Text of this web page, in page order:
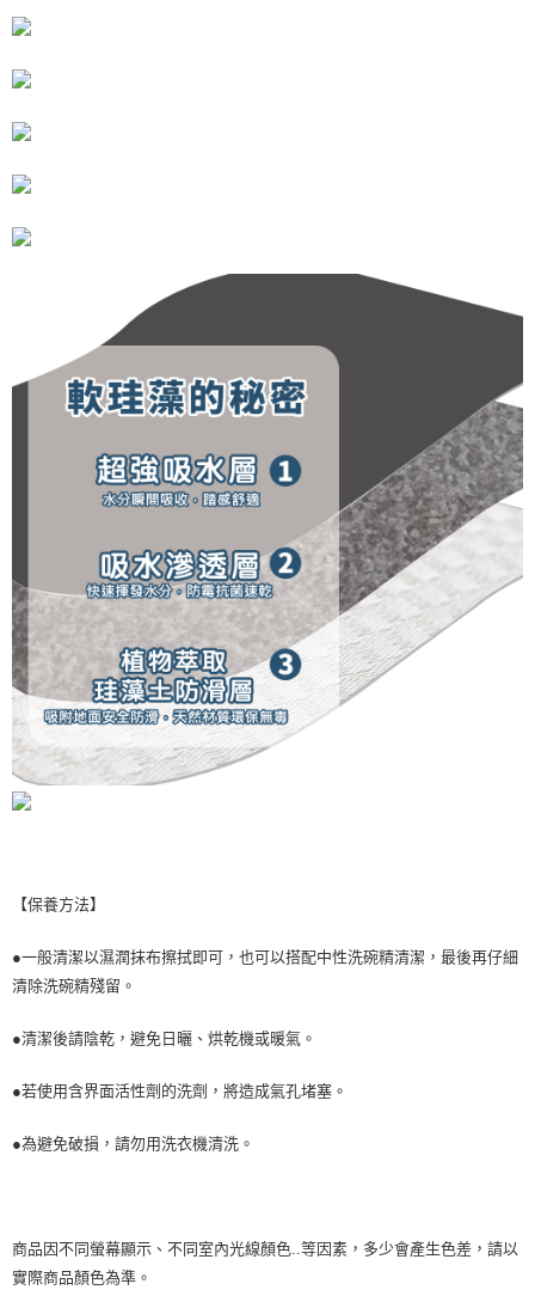
【保養方法】
●一般清潔以濕潤抹布擦拭即可，也可以搭配中性洗碗精清潔，最後再仔細
清除洗碗精殘留。
●清潔後請陰乾，避免日曬、烘乾機或暖氣。
●若使用含界面活性劑的洗劑，將造成氣孔堵塞。
●為避免破損，請勿用洗衣機清洗。
商品因不同螢幕顯示、不同室內光線顏色..等因素，多少會產生色差，請以
實際商品顏色為準。